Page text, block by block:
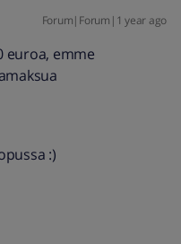
Forum|Forum|1 year ago
euroa, emme
:)